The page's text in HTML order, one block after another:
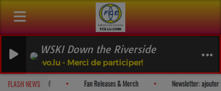
Down the Riverside
- Merci de participer!
FLASH NEWS
nous) plaisir et recevez un album-surprise! Fan Releases & Merch